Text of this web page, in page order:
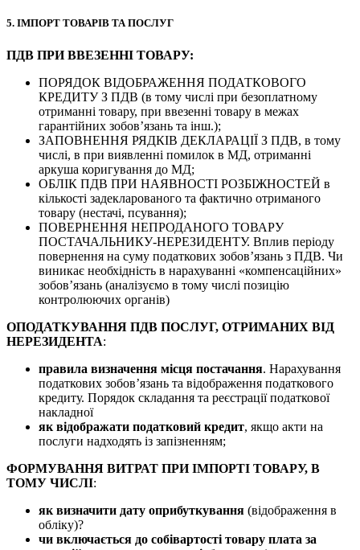
5. ІМПОРТ ТОВАРІВ ТА ПОСЛУГ
ПДВ ПРИ ВВЕЗЕННІ ТОВАРУ:
ПОРЯДОК ВІДОБРАЖЕННЯ ПОДАТКОВОГО
КРЕДИТУ З ПДВ (в тому числі при безоплатному
отриманні товару, при ввезенні товару в межах
гарантійних зобов’язань та інш.);
ЗАПОВНЕННЯ РЯДКІВ ДЕКЛАРАЦІЇ З ПДВ, в тому
числі, в при виявленні помилок в МД, отриманні
аркуша коригування до МД;
ОБЛІК ПДВ ПРИ НАЯВНОСТІ РОЗБІЖНОСТЕЙ в
кількості задекларованого та фактично отриманого
товару (нестачі, псування);
ПОВЕРНЕННЯ НЕПРОДАНОГО ТОВАРУ
ПОСТАЧАЛЬНИКУ-НЕРЕЗИДЕНТУ. Вплив періоду
повернення на суму податкових зобов’язань з ПДВ. Чи
виникає необхідність в нарахуванні «компенсаційних»
зобов’язань (аналізуємо в тому числі позицію
контролюючих органів)
ОПОДАТКУВАННЯ ПДВ ПОСЛУГ, ОТРИМАНИХ ВІД
НЕРЕЗИДЕНТА:
правила визначення місця постачання. Нарахування
податкових зобов’язань та відображення податкового
кредиту. Порядок складання та реєстрації податкової
накладної
як відображати податковий кредит, якщо акти на
послуги надходять із запізненням;
ФОРМУВАННЯ ВИТРАТ ПРИ ІМПОРТІ ТОВАРУ, В
ТОМУ ЧИСЛІ:
як визначити дату оприбуткування (відображення в
обліку)?
чи включається до собівартості товару плата за